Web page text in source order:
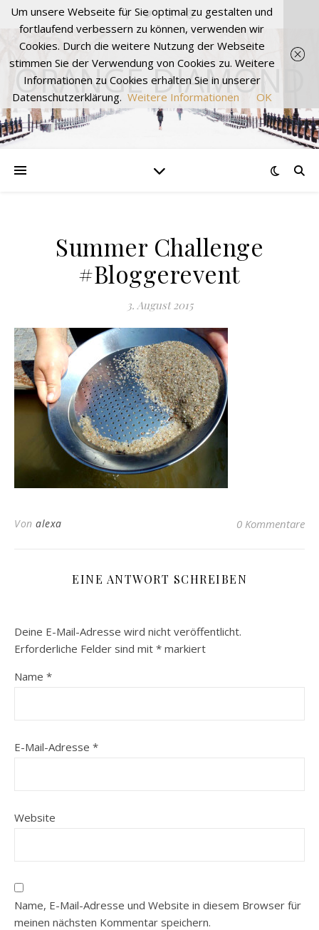
ORANGE DIAMOND
Summer Challenge
#Bloggerevent
3. August 2015
Von alexa 0 Kommentare
EINE ANTWORT SCHREIBEN
Deine E-Mail-Adresse wird nicht veröffentlicht.
Erforderliche Felder sind mit * markiert
Name *
E-Mail-Adresse *
Website
Name, E-Mail-Adresse und Website in diesem Browser für
meinen nächsten Kommentar speichern.
Um unsere Webseite für Sie optimal zu gestalten und
fortlaufend verbessern zu können, verwenden wir
Cookies. Durch die weitere Nutzung der Webseite
stimmen Sie der Verwendung von Cookies zu. Weitere
Informationen zu Cookies erhalten Sie in unserer
Datenschutzerklärung. Weitere Informationen OK